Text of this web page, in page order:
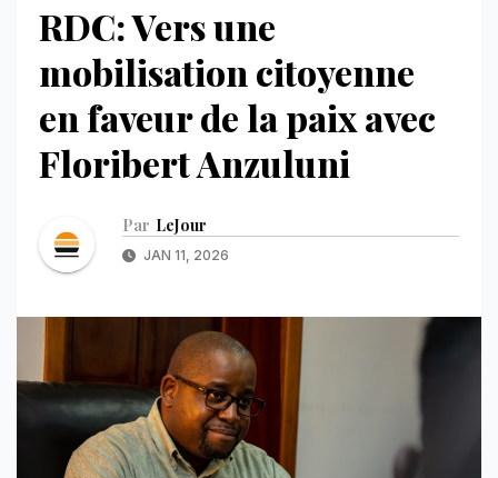
RDC: Vers une
mobilisation citoyenne
en faveur de la paix avec
Floribert Anzuluni
Par LeJour
JAN 11, 2026